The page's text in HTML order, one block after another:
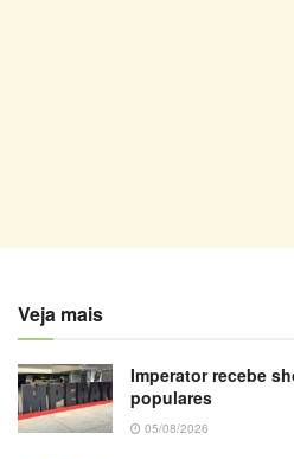
Veja mais
Imperator recebe
populares
05/08/2026